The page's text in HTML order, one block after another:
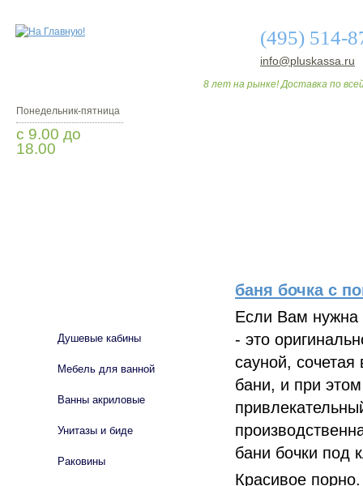
(495) 514-
info@pluskassa.ru
8 лет на рынке! Доставка по
Понедельник-пятница
с 9.00 до
18.00
баня бочка с
Если Вам нужна
- это
сауной,
бани, и при
бани бочки под
Красивое
Душевые кабины
Мебель для ванной
Ванны акриловые
Унитазы и биде
Раковины